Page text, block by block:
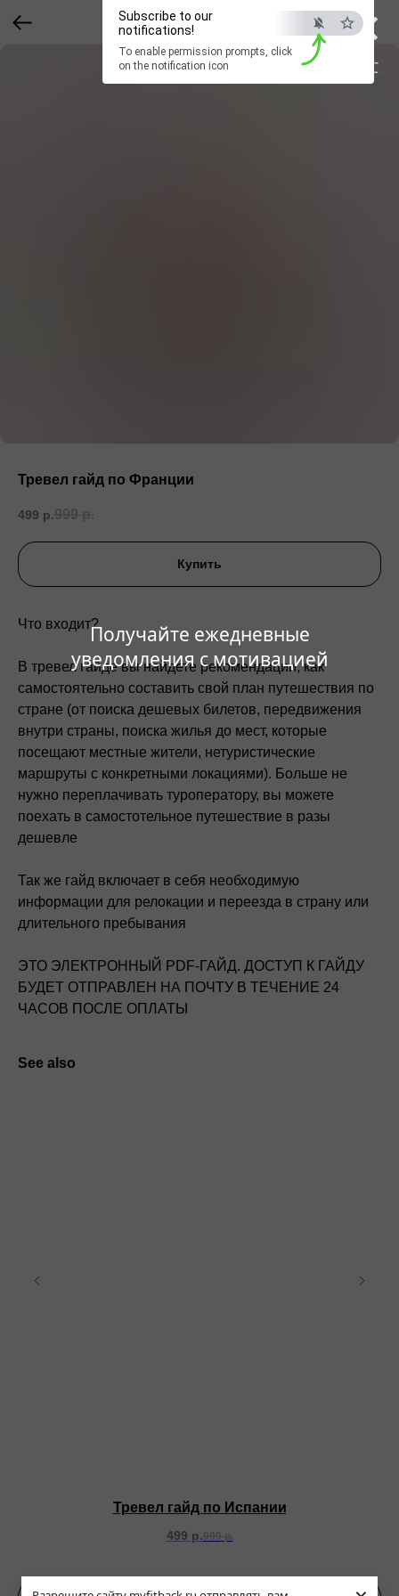
×
ESC
Получайте ежедневные
уведомления с мотивацией
Subscribe to our
notifications!
To enable permission prompts, click
on the notification icon
Тревел гайд по Франции
499 р.
Купить
Что входит?
В тревел гайде вы найдете рекомендации, как
самостоятельно составить свой план путешествия по
стране (от поиска дешевых билетов, передвижения
внутри страны, поиска жилья до мест, которые
посещают местные жители, нетуристические
маршруты с конкретными локациями). Больше не
нужно переплачивать туроператору, вы можете
поехать в самостотельное путешествие в разы
дешевле
Так же гайд включает в себя необходимую
информации для релокации и переезда в страну или
длительного пребывания
ЭТО ЭЛЕКТРОННЫЙ PDF-ГАЙД. ДОСТУП К ГАЙДУ
БУДЕТ ОТПРАВЛЕН НА ПОЧТУ В ТЕЧЕНИЕ 24
ЧАСОВ ПОСЛЕ ОПЛАТЫ
See also
Тревел гайд по Испании
499 р.